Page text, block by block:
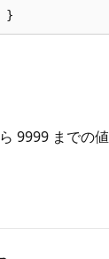
}
9999 までの値